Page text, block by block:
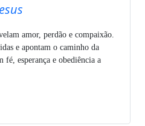
amor, perdão e compaixão.
e apontam o caminho da
fé, esperança e obediência a